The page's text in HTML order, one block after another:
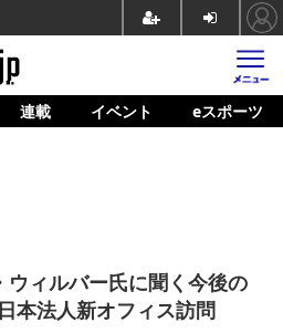
連載 イベント eスポーツ
ィルバー氏に聞く今後の
本法人新オフィス訪問